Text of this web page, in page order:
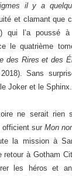
il y a
et clamant que
qui l’a poussé
le quatrième
des Rires et des
Sans
Joker et le Sphinx.
ne serait rien
officient sur Mon
la mission à
retour à Gotham
les héros et